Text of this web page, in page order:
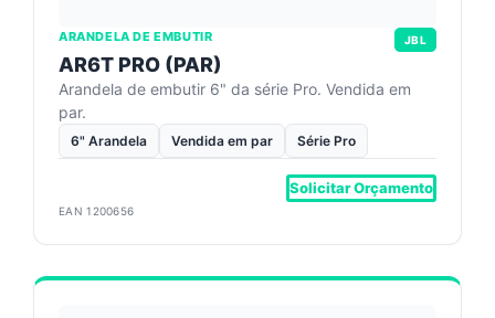
ARANDELA DE EMBUTIR JBL
AR6T PRO (PAR)
Arandela de embutir 6" da série Pro. Vendida em
par.
6" Arandela Vendida em par Série Pro
Solicitar Orçamento
EAN 1200656